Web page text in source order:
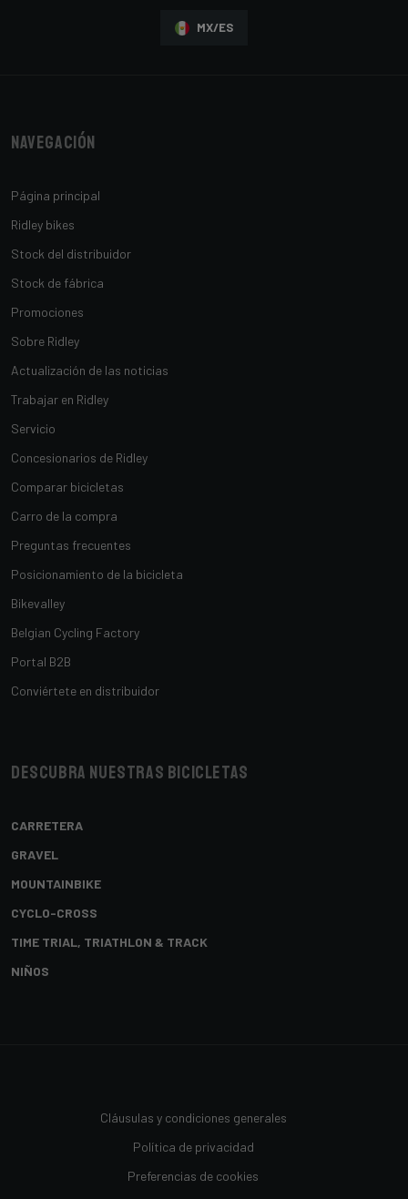
MX/ES
Navegación
Página principal
Ridley bikes
Stock del distribuidor
Stock de fábrica
Promociones
Sobre Ridley
Actualización de las noticias
Trabajar en Ridley
Servicio
Concesionarios de Ridley
Comparar bicicletas
Carro de la compra
Preguntas frecuentes
Posicionamiento de la bicicleta
Bikevalley
Belgian Cycling Factory
Portal B2B
Conviértete en distribuidor
Descubra nuestras bicicletas
CARRETERA
GRAVEL
MOUNTAINBIKE
CYCLO-CROSS
TIME TRIAL, TRIATHLON & TRACK
NIÑOS
Cláusulas y condiciones generales
Política de privacidad
Preferencias de cookies